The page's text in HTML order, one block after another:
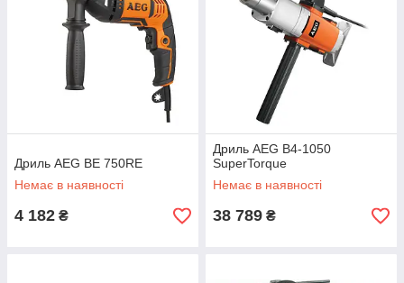
Дриль AEG BE 750RE
Немає в наявності
4 182 ₴
Дриль AEG B4-1050
SuperTorque
Немає в наявності
38 789 ₴